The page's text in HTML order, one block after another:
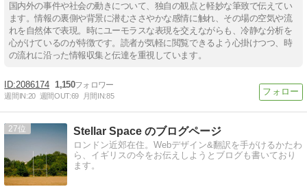
国内外の事件や社会の動きについて、独自の観点と軽妙な筆致で伝えてい
ます。情報の裏側や背景に潜むささやかな感情に触れ、その場の空気や流
れを自然体で表現。時にユーモラスな表現を交えながらも、冷静な分析を
心がけているのが特徴です。読者が気軽に閲覧できるよう心掛けつつ、時
の流れに沿った情報収集と伝達を重視しています。
2086174 1,150
週間IN:20 週間OUT:69 月間IN:85
27 Stellar Space のブログページ
ロンドン近郊在住。Webデザイン&翻訳を手がけるかたわ
ら、イギリスの今をお伝えしようとブログも書いており
ます。